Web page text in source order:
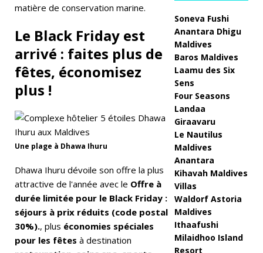
e
rt
o
p
o
matière de conservation marine.
Le Black Friday est
arrivé : faites plus de
fêtes, économisez
plus !
Une plage à Dhawa Ihuru
Dhawa Ihuru dévoile son offre la plus
attractive de l'année avec le Offre à
durée limitée pour le Black Friday :
séjours à prix réduits (code postal
30%)., plus économies spéciales
pour les fêtes à destination
Soneva Fushi
Anantara Dhigu
Maldives
Baros Maldives
Laamu des Six
Sens
Four Seasons
Landaa
Giraavaru
Le Nautilus
Maldives
Anantara
Kihavah Maldives
Villas
Waldorf Astoria
Maldives
Ithaafushi
Milaidhoo Island
Resort